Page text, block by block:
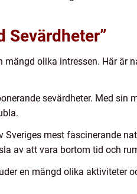
Sevärdheter”
olika intressen. Här är
sevärdheter. Med sin
mest fascinerande
av att vara bortom tid och
en mängd olika aktiviteter